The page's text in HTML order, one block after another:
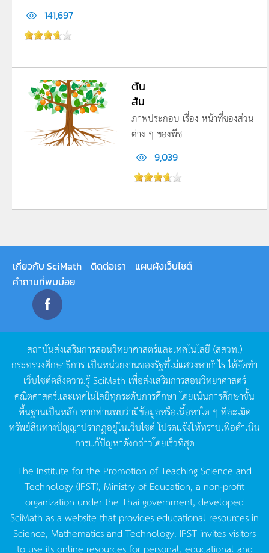
141,697
ต้น
ส้ม
ภาพประกอบ เรื่อง หน้าที่ของส่วน
ต่าง ๆ ของพืช
9,039
เกี่ยวกับ SciMath ติดต่อเรา
แผนผังเว็บไซต์
คำถามที่พบบ่อย
สถาบันส่งเสริมการสอนวิทยาศาสตร์และเทคโนโลยี (สสวท.)
กระทรวงศึกษาธิการ เป็นหน่วยงานของรัฐที่ไม่แสวงหากำไรได้จัดทำ
เว็บไซต์คลังความรู้SciMath เพื่อส่งเสริมการสอนวิทยาศาสตร์
คณิตศาสตร์และเทคโนโลยีทุกระดับการศึกษา โดยเน้นการศึกษาขั้น
พื้นฐานเป็นหลัก หากท่านพบว่ามีข้อมูลหรือเนื้อหาใด ๆ ที่ละเมิด
ทรัพย์สินทางปัญญาปรากฏอยู่ในเว็บไซต์โปรดแจ้งให้ทราบเพื่อดำเนิน
การแก้ปัญหาดังกล่าวโดยเร็วที่สุด
The Institute for the Promotion of Teaching Science and
Technology (IPST), Ministry of Education, a non-profit
organization under the Thai government, developed
SciMath as a website that provides educational resources in
Science, Mathematics and Technology. IPST invites visitors
to use its online resources for personal, educational and